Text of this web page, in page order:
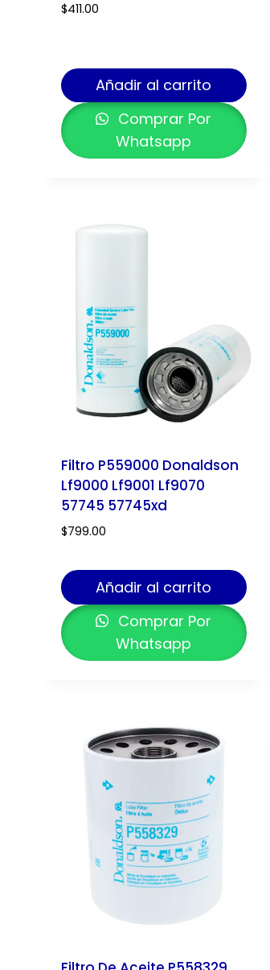
$411.00
Añadir al carrito
Comprar Por
Whatsapp
Filtro P559000 Donaldson
Lf9000 Lf9001 Lf9070
57745 57745xd
$799.00
Añadir al carrito
Comprar Por
Whatsapp